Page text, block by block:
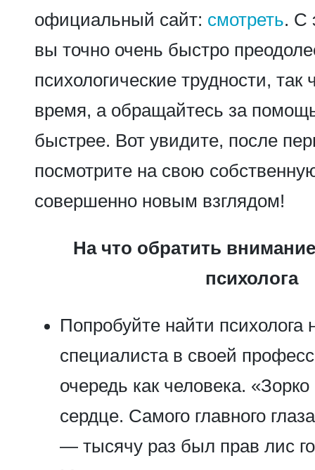
официальный сайт: смотреть. С
вы точно очень быстро
психологические трудности, так
время, а обращайтесь за
быстрее. Вот увидите, после
посмотрите на свою
совершенно новым взглядом!
На что обратить
психолога
Попробуйте найти психолога
специалиста в своей
очередь как человека.
сердце. Самого главного
— тысячу раз был прав лис